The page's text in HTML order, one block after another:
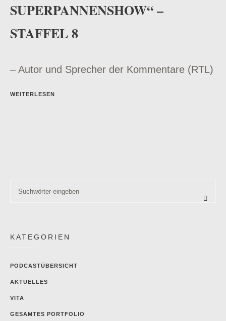
SUPERPANNENSHOW“ –
STAFFEL 8
– Autor und Sprecher der Kommentare (RTL)
WEITERLESEN
KATEGORIEN
PODCASTÜBERSICHT
AKTUELLES
VITA
GESAMTES PORTFOLIO